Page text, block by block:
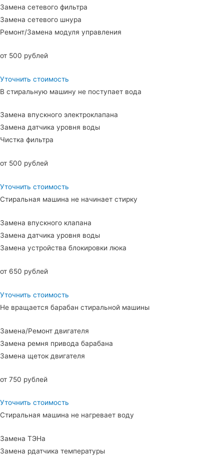
Замена сетевого фильтра
Замена сетевого шнура
Ремонт/Замена модуля управления
от 500 рублей
Уточнить стоимость
В стиральную машину не поступает вода
Замена впускного электроклапана
Замена датчика уровня воды
Чистка фильтра
от 500 рублей
Уточнить стоимость
Стиральная машина не начинает стирку
Замена впускного клапана
Замена датчика уровня воды
Замена устройства блокировки люка
от 650 рублей
Уточнить стоимость
Не вращается барабан стиральной машины
Замена/Ремонт двигателя
Замена ремня привода барабана
Замена щеток двигателя
от 750 рублей
Уточнить стоимость
Стиральная машина не нагревает воду
Замена ТЭНа
Замена рдатчика температуры